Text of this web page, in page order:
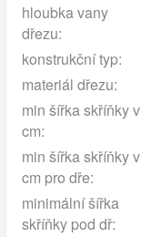
hloubka vany
dřezu:
konstrukční typ:
materiál dřezu:
min šířka skříňky v
cm:
min šířka skříňky v
cm pro dře:
minimální šířka
skříňky pod dř: